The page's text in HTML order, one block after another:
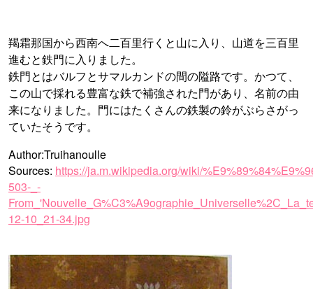
羯霜那国から西南へ二百里行くと山に入り、山道を三百里
進むと鉄門に入りました。
鉄門とはバルフとサマルカンドの間の隘路です。かつて、
この山で採れる豊富な鉄で補強された門があり、名前の由
来になりました。門にはたくさんの鉄製の鈴がぶらさがっ
ていたそうです。
Author:Truihanoulle
Sources: https://ja.m.wikipedia.org/wiki/
503-_-
12-10_21-34.jpg